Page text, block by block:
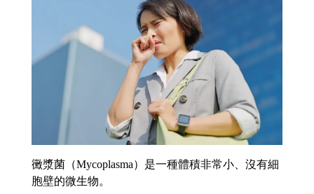
黴漿菌（Mycoplasma）是一種體積非常小、沒有細
胞壁的微生物。